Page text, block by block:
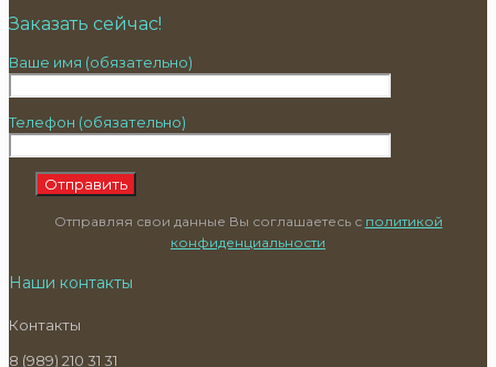
Заказать сейчас!
Ваше имя (обязательно)
Телефон (обязательно)
Отправляя свои данные Вы соглашаетесь с политикой
конфиденциальности
Наши контакты
Контакты
8 (989) 210 31 31